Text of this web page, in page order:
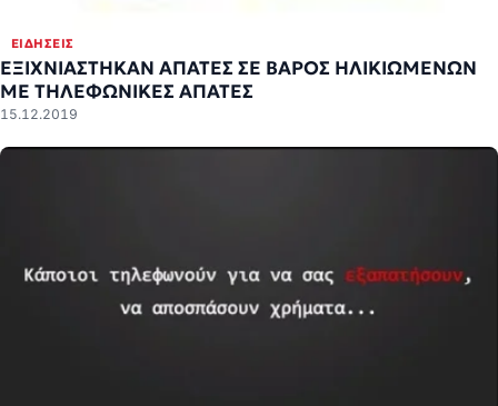
ΕΙΔΉΣΕΙΣ
ΕΞΙΧΝΙΑΣΤΗΚΑΝ ΑΠΑΤΕΣ ΣΕ ΒΑΡΟΣ ΗΛΙΚΙΩΜΕΝΩΝ
ME ΤΗΛΕΦΩΝΙΚΕΣ ΑΠΑΤΕΣ
15.12.2019